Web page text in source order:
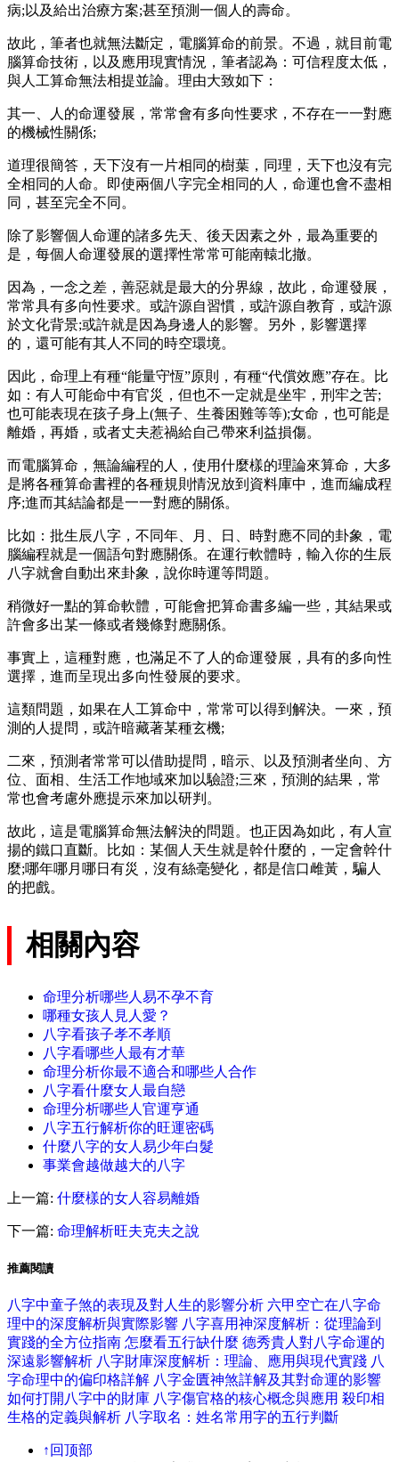
病;以及給出治療方案;甚至預測一個人的壽命。
故此，筆者也就無法斷定，電腦算命的前景。不過，就目前電
腦算命技術，以及應用現實情況，筆者認為：可信程度太低，
與人工算命無法相提並論。理由大致如下：
其一、人的命運發展，常常會有多向性要求，不存在一一對應
的機械性關係;
道理很簡答，天下沒有一片相同的樹葉，同理，天下也沒有完
全相同的人命。即使兩個八字完全相同的人，命運也會不盡相
同，甚至完全不同。
除了影響個人命運的諸多先天、後天因素之外，最為重要的
是，每個人命運發展的選擇性常常可能南轅北撤。
因為，一念之差，善惡就是最大的分界線，故此，命運發展，
常常具有多向性要求。或許源自習慣，或許源自教育，或許源
於文化背景;或許就是因為身邊人的影響。另外，影響選擇
的，還可能有其人不同的時空環境。
因此，命理上有種“能量守恆”原則，有種“代償效應”存在。比
如：有人可能命中有官災，但也不一定就是坐牢，刑牢之苦;
也可能表現在孩子身上(無子、生養困難等等);女命，也可能是
離婚，再婚，或者丈夫惹禍給自己帶來利益損傷。
而電腦算命，無論編程的人，使用什麼樣的理論來算命，大多
是將各種算命書裡的各種規則情況放到資料庫中，進而編成程
序;進而其結論都是一一對應的關係。
比如：批生辰八字，不同年、月、日、時對應不同的卦象，電
腦編程就是一個語句對應關係。在運行軟體時，輸入你的生辰
八字就會自動出來卦象，說你時運等問題。
稍微好一點的算命軟體，可能會把算命書多編一些，其結果或
許會多出某一條或者幾條對應關係。
事實上，這種對應，也滿足不了人的命運發展，具有的多向性
選擇，進而呈現出多向性發展的要求。
這類問題，如果在人工算命中，常常可以得到解決。一來，預
測的人提問，或許暗藏著某種玄機;
二來，預測者常常可以借助提問，暗示、以及預測者坐向、方
位、面相、生活工作地域來加以驗證;三來，預測的結果，常
常也會考慮外應提示來加以研判。
故此，這是電腦算命無法解決的問題。也正因為如此，有人宣
揚的鐵口直斷。比如：某個人天生就是幹什麼的，一定會幹什
麼;哪年哪月哪日有災，沒有絲毫變化，都是信口雌黃，騙人
的把戲。
相關內容
命理分析哪些人易不孕不育
哪種女孩人見人愛？
八字看孩子孝不孝順
八字看哪些人最有才華
命理分析你最不適合和哪些人合作
八字看什麼女人最自戀
命理分析哪些人官運亨通
八字五行解析你的旺運密碼
什麼八字的女人易少年白髮
事業會越做越大的八字
上一篇: 什麼樣的女人容易離婚
下一篇: 命理解析旺夫克夫之說
推薦閱讀
八字中童子煞的表現及對人生的影響分析 六甲空亡在八字命
理中的深度解析與實際影響 八字喜用神深度解析：從理論到
實踐的全方位指南 怎麼看五行缺什麼 德秀貴人對八字命運的
深遠影響解析 八字財庫深度解析：理論、應用與現代實踐 八
字命理中的偏印格詳解 八字金匱神煞詳解及其對命運的影響
如何打開八字中的財庫 八字傷官格的核心概念與應用 殺印相
生格的定義與解析 八字取名：姓名常用字的五行判斷
↑回顶部